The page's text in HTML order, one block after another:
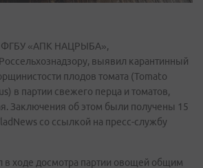
ФГБУ «АПК НАЦРЫБА»,
выявил карантинный
плодов томата (Tomato
в партии свежего перца и томатов,
Заключения об этом были получены 15
со ссылкой на пресс-службу
в ходе досмотра партии овощей общим